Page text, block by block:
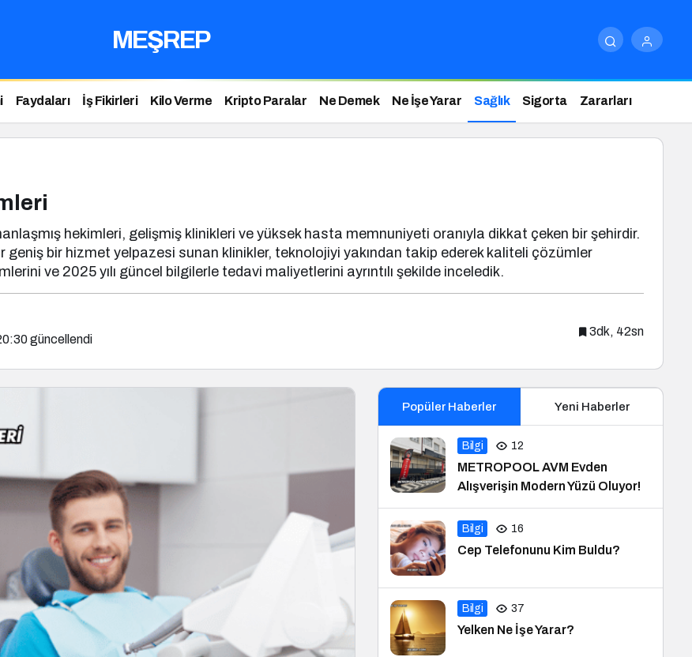
MEŞREP
Faydaları İş Fikirleri Kilo Verme Kripto Paralar Ne Demek Ne İşe Yarar Sağlık Sigorta Zararları
hekimleri, gelişmiş klinikleri ve yüksek hasta memnuniyeti oranıyla dikkat çeken bir şehirdir.
geniş bir hizmet yelpazesi sunan klinikler, teknolojiyi yakından takip ederek kaliteli çözümler
ve 2025 yılı güncel bilgilerle tedavi maliyetlerini ayrıntılı şekilde inceledik.
güncellendi
3dk, 42sn
Popüler Haberler Yeni Haberler
Bilgi 12
METROPOOL AVM Evden
Alışverişin Modern Yüzü Oluyor!
Bilgi 16
Cep Telefonunu Kim Buldu?
Bilgi 37
Yelken Ne İşe Yarar?